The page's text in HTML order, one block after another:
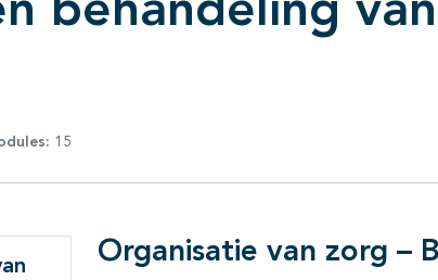
behandeling
15
Organisatie van zorg –